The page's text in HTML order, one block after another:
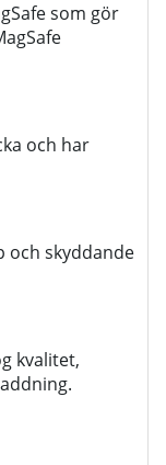
som gör
och har
och skyddande
kvalitet,